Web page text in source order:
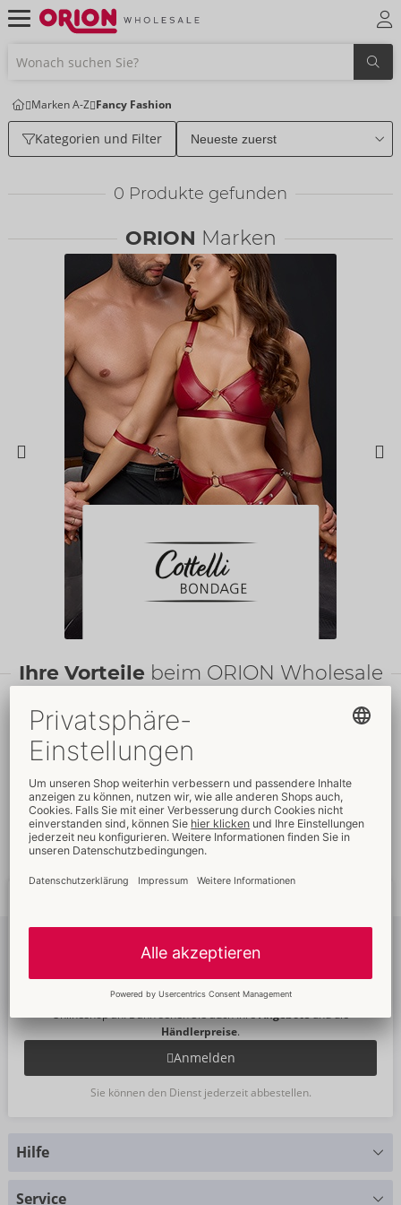
Marken A-Z Fancy Fashion
Kategorien und Filter
0 Produkte gefunden
ORION Marken
Ihre Vorteilebeim ORION Wholesale
FairePreise
Verkaufsfördernde
Verpackungen
Kundenservice
Schnelleweltweite
Lieferung
NeueTrends
abonnieren
Um unseren Newsletter zu abonnieren, melden Sie sich bitte im
Onlineshop an. Dann sehen Sie auch IhreAngeboteund die
Händlerpreise.
Anmelden
Sie können den Dienst jederzeit abbestellen.
Hilfe
Service